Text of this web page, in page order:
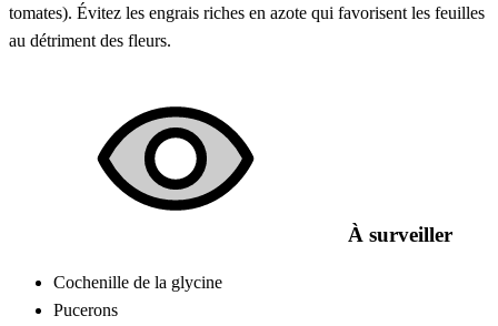
tomates). Évitez les engrais riches en azote qui favorisent les feuilles
au détriment des fleurs.
À surveiller
Cochenille de la glycine
Pucerons